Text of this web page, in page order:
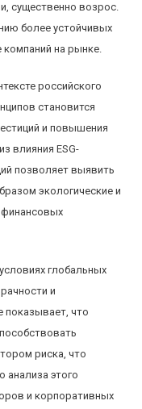
существенно возрос.
более устойчивых
компаний на рынке.
российского
становится
и повышения
влияния ESG-
позволяет выявить
экологические и
глобальных
и
показывает, что
риска, что
анализа этого
и корпоративных